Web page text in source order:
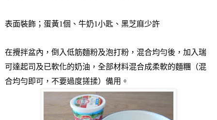
表面裝飾；蛋黃1個 、 牛奶1小匙 、 黑芝麻少許
在攪拌盆內，倒入低筋麵粉及泡打粉，混合均勻後，加入瑞
可達起司及已軟化的奶油，全部材料混合成柔軟的麵糰（混
合均勻即可，不要過度搓揉）備用。